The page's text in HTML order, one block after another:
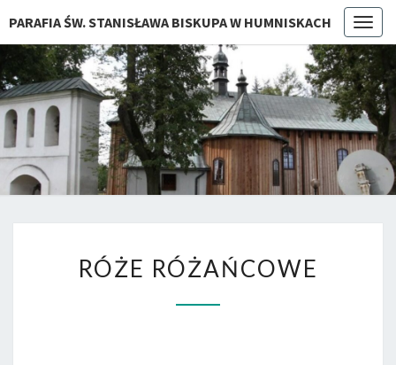
PARAFIA ŚW. STANISŁAWA BISKUPA W HUMNISKACH
RÓŻAŃCOWE
RÓŻE RÓŻAŃCOWE